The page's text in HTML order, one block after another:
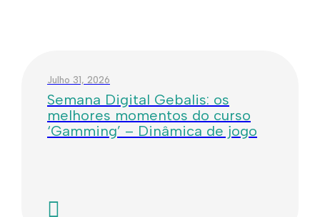
Julho 31, 2026
Semana Digital Gebalis: os
melhores momentos do curso
‘Gamming’ – Dinâmica de jogo